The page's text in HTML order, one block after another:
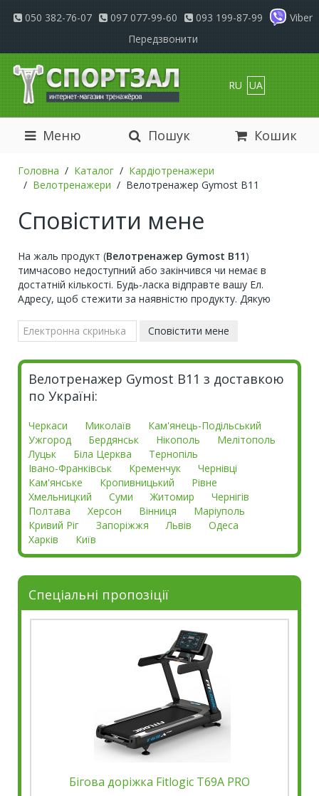
050 382-76-07 097 077-99-60 093 199-87-99
Viber
Передзвонити
RU UA
Меню Пошук Кошик
Головна Каталог
Кардіотренажери
Велотренажери
Велотренажер Gymost B11
Сповістити мене
На жаль продукт (Велотренажер Gymost B11)
тимчасово недоступний або закінчився чи немає в
достатній кількості. Будь-ласка відправте вашу Ел.
Адресу, щоб стежити за наявністю продукту. Дякую
Велотренажер Gymost B11 з доставкою
по Україні:
Черкаси Миколаїв
Кам'янець-Подільський
Ужгород
Бердянськ Нікополь
Мелітополь
Луцьк
Біла Церква
Тернопіль
Івано-Франківськ
Кременчук
Чернівці
Кам'янське
Кропивницький
Рівне
Хмельницкий
Суми Житомир
Чернігів
Полтава
Херсон Вінниця
Маріуполь
Кривий Ріг
Запоріжжя Львів
Одеса
Харків
Київ
Спеціальні пропозіції
Бігова доріжка Fitlogic T69A PRO